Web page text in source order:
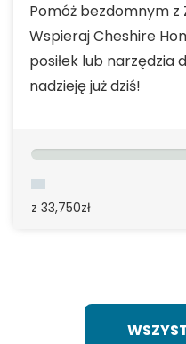
Pomóż bezdomnym
Wspieraj Cheshire
posiłek lub narzędzia
nadzieję już dziś!
z 33,750zł